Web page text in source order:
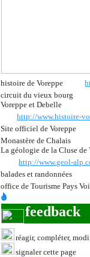
histoire de Voreppe
circuit du vieux bourg
Voreppe et Debelle
http://www.histoire-
Site officiel de Voreppe
Monastère de Chalais
La géologie de la Cluse de
http://www.geol-
balades et randonnées
office de Tourisme Pays
feedback
réagir, compléter,
signaler cette page